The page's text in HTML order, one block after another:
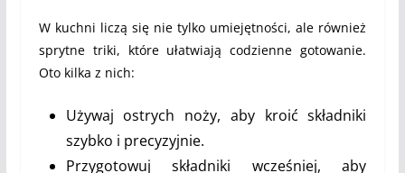
W kuchni liczą się nie tylko umiejętności, ale również
sprytne triki, które ułatwiają codzienne gotowanie.
Oto kilka z nich:
Używaj ostrych noży, aby kroić składniki
szybko i precyzyjnie.
Przygotowuj składniki wcześniej, aby